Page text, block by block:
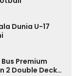
Dunia U-17
Premium
2 Double Decker